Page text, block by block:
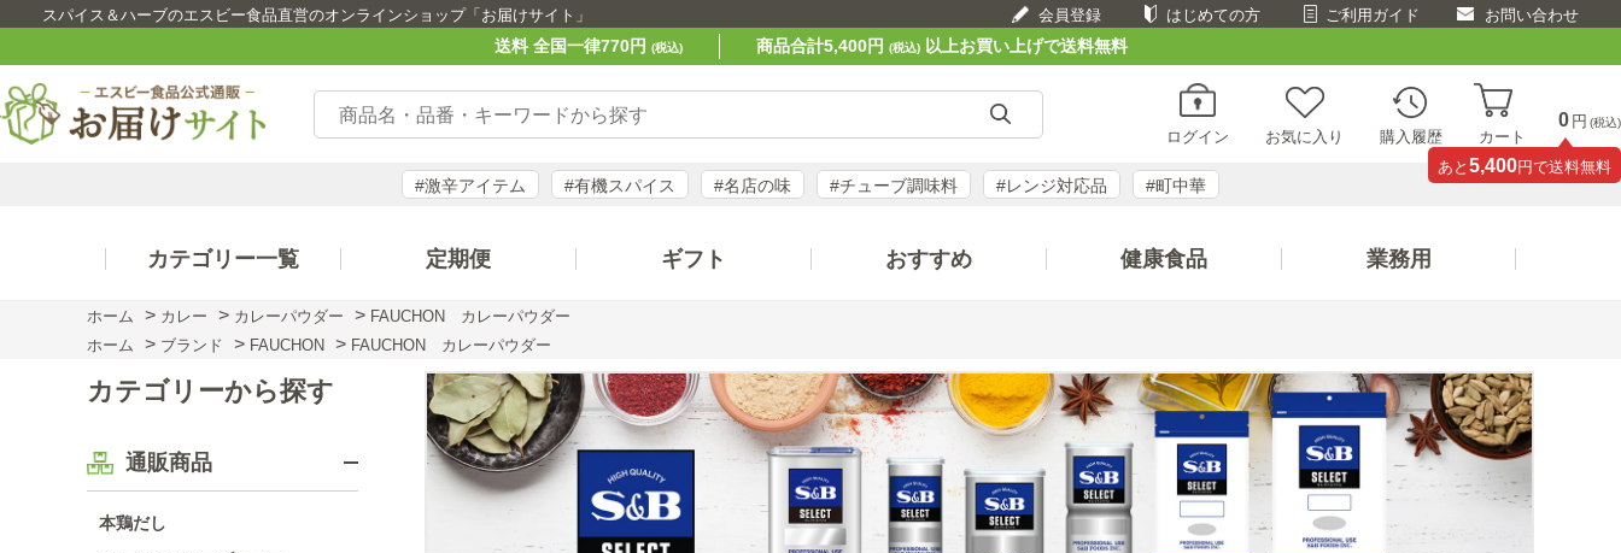
スパイス＆ハーブのエスビー食品直営のオンラインショップ「お届けサイト」 会員登録 はじめての方 ご利用ガイド お問い合わせ
送料 全国一律770円 (税込) 商品合計5,400円 (税込)以上お買い上げで送料無料
ログイン お気に入り 購入履歴 カート
0 円 (税込)
あと 5,400円で送料無料
#激辛アイテム #有機スパイス #名店の味 #チューブ調味料 #レンジ対応品 #町中華
カテゴリー一覧 定期便 ギフト おすすめ 健康食品 業務用
ホーム > カレー > カレーパウダー > FAUCHON カレーパウダー
ホーム
> ブランド > FAUCHON > FAUCHON カレーパウダー
カテゴリーから探す
通販商品
本鶏だし